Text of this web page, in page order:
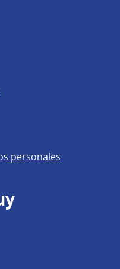
personales